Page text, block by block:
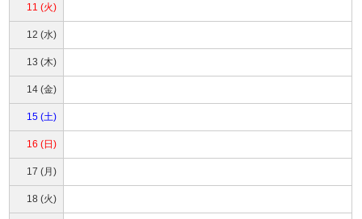
11 (火)
12 (水)
13 (木)
14 (金)
15 (土)
16 (日)
17 (月)
18 (火)